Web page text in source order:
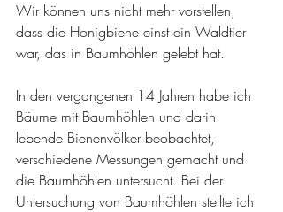
Wir können uns nicht mehr vorstellen,
dass die Honigbiene einst ein Waldtier
war, das in Baumhöhlen gelebt hat.
In den vergangenen 14 Jahren habe ich
Bäume mit Baumhöhlen und darin
lebende Bienenvölker beobachtet,
verschiedene Messungen gemacht und
die Baumhöhlen untersucht. Bei der
Untersuchung von Baumhöhlen stellte ich